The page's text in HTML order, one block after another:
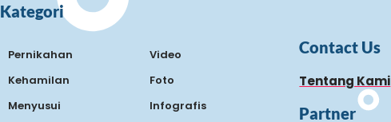
Kategori
Pernikahan
Kehamilan
Menyusui
Video
Foto
Infografis
Contact Us
Tentang Kami
Partner